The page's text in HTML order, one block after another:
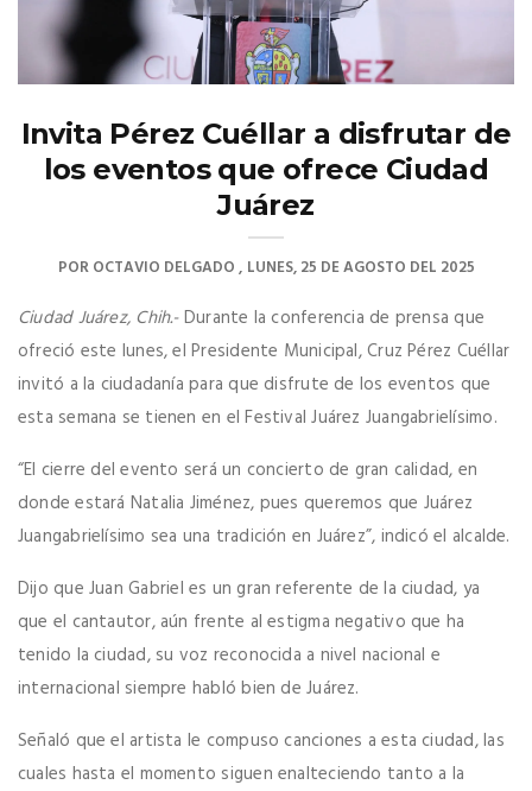
Invita Pérez Cuéllar a disfrutar de
los eventos que ofrece Ciudad
Juárez
POROCTAVIO DELGADO LUNES, 25 DE AGOSTO DEL 2025
Ciudad Juárez, Chih.-Durante la conferencia de prensa que
ofreció este lunes, el Presidente Municipal, Cruz Pérez Cuéllar
invitó a la ciudadanía para que disfrute de los eventos que
esta semana se tienen en el Festival Juárez Juangabrielísimo.
“El cierre del evento será un concierto de gran calidad, en
donde estará Natalia Jiménez, pues queremos que Juárez
Juangabrielísimo sea una tradición en Juárez”, indicó el alcalde.
Dijo que Juan Gabriel es un gran referente de la ciudad, ya
que el cantautor, aún frente al estigma negativo que ha
tenido la ciudad, su voz reconocida a nivel nacional e
internacional siempre habló bien de Juárez.
Señaló que el artista le compuso canciones a esta ciudad, las
cuales hasta el momento siguen enalteciendo tanto a la